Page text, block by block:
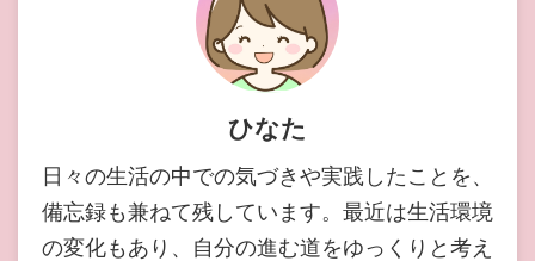
ひなた
日々の生活の中での気づきや実践したことを、
備忘録も兼ねて残しています。最近は生活環境
の変化もあり、自分の進む道をゆっくりと考え